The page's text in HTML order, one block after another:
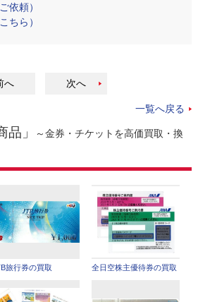
依頼）
ちら）
へ 次へ
一覧へ戻る
品」
～金券・チケットを高価買取・換
旅行券の買取 全日空株主優待券の買取